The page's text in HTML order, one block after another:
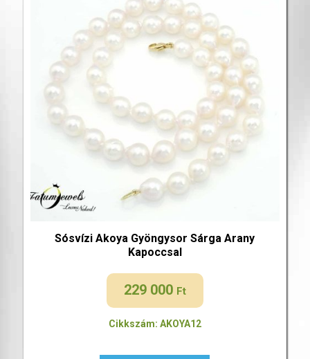
Sósvízi Akoya Gyöngysor Sárga Arany
Kapoccsal
229 000 Ft
Cikkszám: AKOYA12